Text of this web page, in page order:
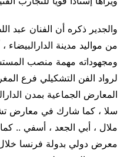
والجدير ذكره أن الفنان
من مواليد مدينة
ومجهوداته مهمة منصب
لرواد الفن التشكيلي فرع
المعارض الجماعية بمدن
سلا ، كما شارك في معارض
ملال ، أبي الجعد ، أسفي ..
معرض دولي بدولة فرنسا